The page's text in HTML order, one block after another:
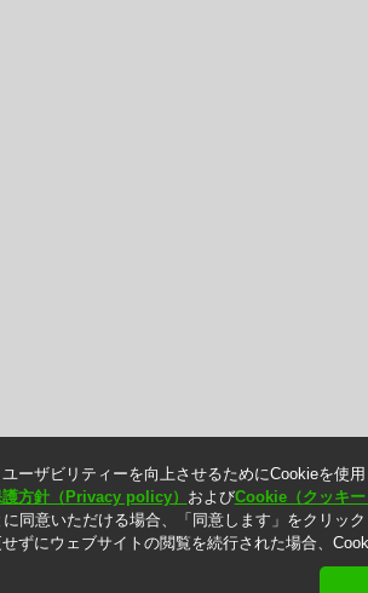
ーザビリティーを向上させるためにCookieを使
方針（Privacy policy） およびCookie（クッキ
同意いただける場合、「同意します」をクリッ
ずにウェブサイトの閲覧を続行された場合、